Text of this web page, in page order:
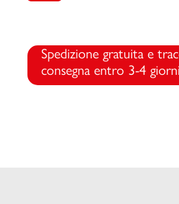
Spedizione gratuita e
consegna entro 3-4